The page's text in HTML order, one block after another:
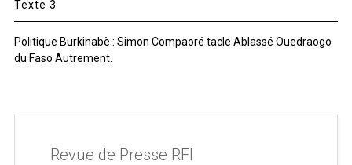
Texte 3
Politique Burkinabè : Simon Compaoré tacle Ablassé Ouedraogo
du Faso Autrement.
Revue de Presse RFI